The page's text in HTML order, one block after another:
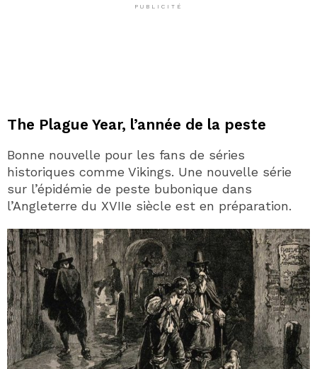
PUBLICITÉ
The Plague Year, l’année de la peste
Bonne nouvelle pour les fans de séries
historiques comme Vikings. Une nouvelle série
sur l’épidémie de peste bubonique dans
l’Angleterre du XVIIe siècle est en préparation.